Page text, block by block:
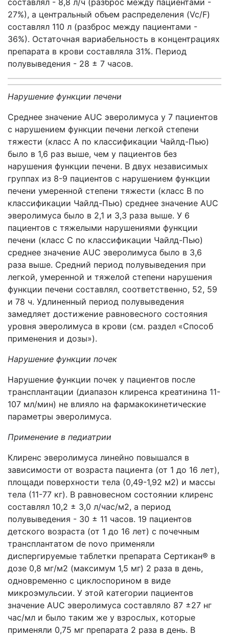
составлял - 8,8 л/ч (разброс между пациентами -
27%), а центральный объем распределения (Vc/F)
составлял 110 л (разброс между пациентами -
36%). Остаточная вариабельность в концентрациях
препарата в крови составляла 31%. Период
полувыведения - 28 ± 7 часов.
Нарушение функции печени
Среднее значение AUC эверолимуса у 7 пациентов
с нарушением функции печени легкой степени
тяжести (класс А по классификации Чайлд-Пью)
было в 1,6 раз выше, чем у пациентов без
нарушения функции печени. В двух независимых
группах из 8-9 пациентов с нарушением функции
печени умеренной степени тяжести (класс В по
классификации Чайлд-Пью) среднее значение AUC
эверолимуса было в 2,1 и 3,3 раза выше. У 6
пациентов с тяжелыми нарушениями функции
печени (класс С по классификации Чайлд-Пью)
среднее значение AUC эверолимуса было в 3,6
раза выше. Средний период полувыведения при
легкой, умеренной и тяжелой степени нарушения
функции печени составлял, соответственно, 52, 59
и 78 ч. Удлиненный период полувыведения
замедляет достижение равновесного состояния
уровня эверолимуса в крови (см. раздел «Способ
применения и дозы»).
Нарушение функции почек
Нарушение функции почек у пациентов после
трансплантации (диапазон клиренса креатинина 11-
107 мл/мин) не влияло на фармакокинетические
параметры эверолимуса.
Применение в педиатрии
Клиренс эверолимуса линейно повышался в
зависимости от возраста пациента (от 1 до 16 лет),
площади поверхности тела (0,49-1,92 м2) и массы
тела (11-77 кг). В равновесном состоянии клиренс
составлял 10,2 ± 3,0 л/час/м2, а период
полувыведения - 30 ± 11 часов. 19 пациентов
детского возраста (от 1 до 16 лет) с почечным
трансплантатом de novo применяли
диспергируемые таблетки препарата Сертикан® в
дозе 0,8 мг/м2 (максимум 1,5 мг) 2 раза в день,
одновременно с циклоспорином в виде
микроэмульсии. У этой категории пациентов
значение AUC эверолимуса составляло 87 ±27 нг
час/мл и было таким же у взрослых, которые
применяли 0,75 мг препарата 2 раза в день. В